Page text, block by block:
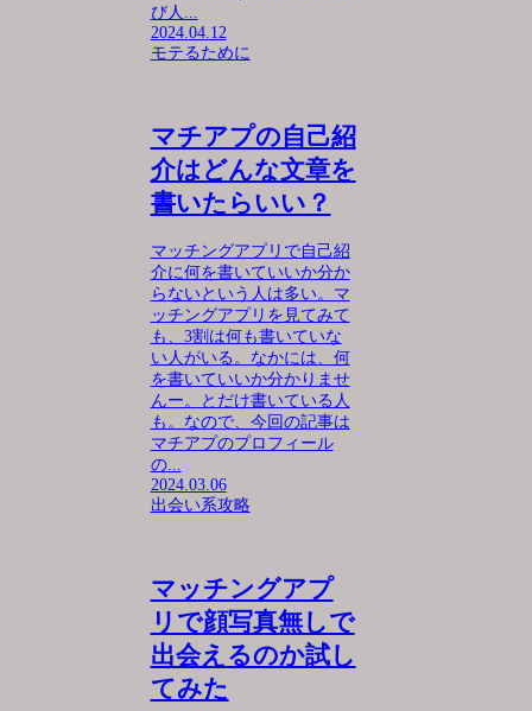
び人...
2024.04.12
モテるために
マチアプの自己紹
介はどんな文章を
書いたらいい？
マッチングアプリで自己紹
介に何を書いていいか分か
らないという人は多い。マ
ッチングアプリを見てみて
も、3割は何も書いていな
い人がいる。なかには、何
を書いていいか分かりませ
んー。とだけ書いている人
も。なので、今回の記事は
マチアプのプロフィール
の...
2024.03.06
出会い系攻略
マッチングアプ
リで顔写真無しで
出会えるのか試し
てみた